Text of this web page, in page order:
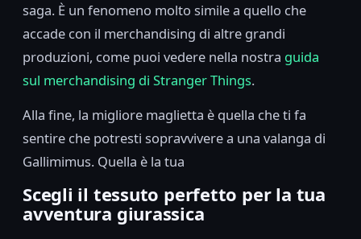
saga. È un fenomeno molto simile a quello che
accade con il merchandising di altre grandi
produzioni, come puoi vedere nella nostra guida
sul merchandising di Stranger Things.
Alla fine, la migliore maglietta è quella che ti fa
sentire che potresti sopravvivere a una valanga di
Gallimimus. Quella è la tua
Scegli il tessuto perfetto per la tua
avventura giurassica